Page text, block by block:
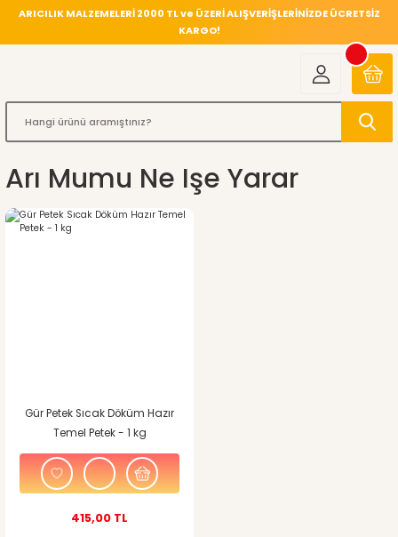
ARICILIK MALZEMELERİ 2000 TL ve ÜZERİ ALIŞVERİŞLERİNİZDE ÜCRETSİZ
KARGO!
Arı Mumu Ne Işe Yarar
Gür Petek Sıcak Döküm Hazır
Temel Petek - 1 kg
415,00 TL